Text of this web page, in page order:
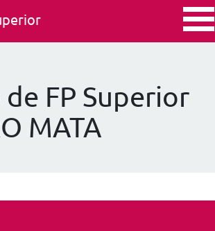
FP Superior
MATA